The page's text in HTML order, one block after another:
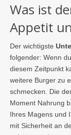
Was ist
Appetit
Der wichtigste
folgender: Wenn
diesem Zeitpunkt
weitere Burger zu
schmecken. Die
Moment Nahrung
Ihres Magens und
mit Sicherheit an